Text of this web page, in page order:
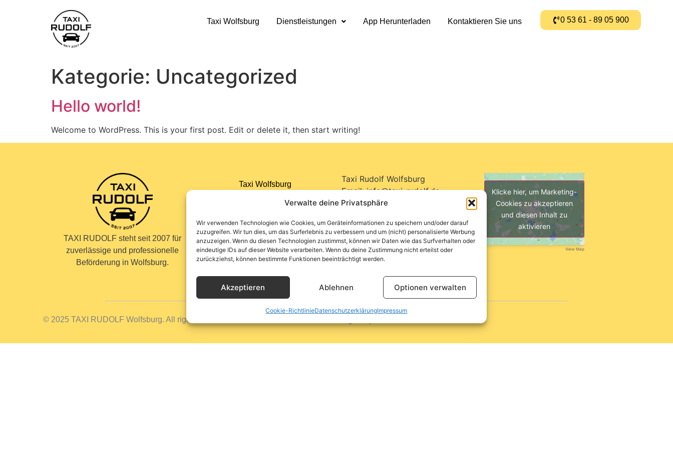
Verwalte deine Privatsphäre
Wir verwenden Technologien wie Cookies, um Geräteinformationen zu speichern und/oder darauf
zuzugreifen. Wir tun dies, um das Surferlebnis zu verbessern und um (nicht) personalisierte Werbung
anzuzeigen. Wenn du diesen Technologien zustimmst, können wir Daten wie das Surfverhalten oder
eindeutige IDs auf dieser Website verarbeiten. Wenn du deine Zustimmung nicht erteilst oder
zurückziehst, können bestimmte Funktionen beeinträchtigt werden.
Akzeptieren Ablehnen Optionen verwalten
Cookie-RichtlinieDatenschutzerklärungImpressum
Taxi Wolfsburg Dienstleistungen App Herunterladen Kontaktieren Sie uns 0 53 61 - 89 05 900
Kategorie: Uncategorized
Hello world!
Welcome to WordPress. This is your first post. Edit or delete it, then start writing!
TAXI RUDOLF steht seit 2007 für
zuverlässige und professionelle
Beförderung in Wolfsburg.
Taxi Wolfsburg
Dienstleistungen
App Herunterladen
Kontaktieren Sie uns
Taxi Rudolf Wolfsburg
Email:info@taxi-rudolf.de
Tel:+49 5361 8905920
Hafenstraße 12
Wolfsburg,38442
Klicke hier, um Marketing-
Cookies zu akzeptieren
und diesen Inhalt zu
aktivieren
View Map
© 2025 TAXI RUDOLF Wolfsburg. All rights reserved.